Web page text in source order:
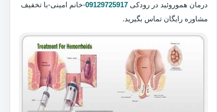
درمان هموروئید در رودکی 09129725917-خانم امینی-با تخفیف
مشاوره رایگان تماس بگیرید.